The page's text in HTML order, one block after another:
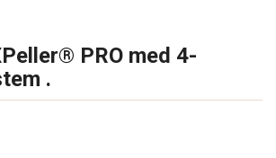
PRO med 4-
.